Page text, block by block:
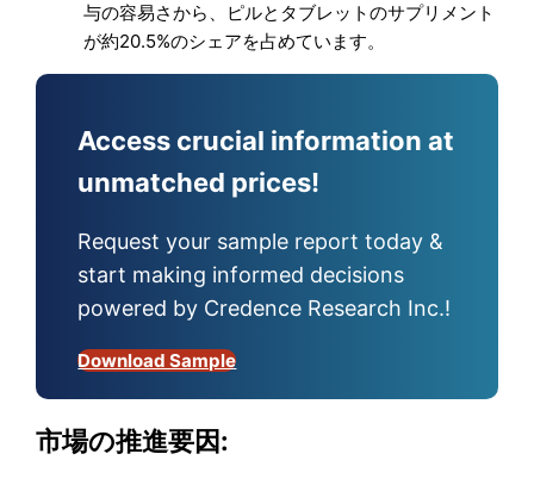
与の容易さから、ピルとタブレットのサプリメント
が約20.5%のシェアを占めています。
Access crucial information at
unmatched prices!
Request your sample report today &
start making informed decisions
powered by Credence Research Inc.!
Download Sample
市場の推進要因: